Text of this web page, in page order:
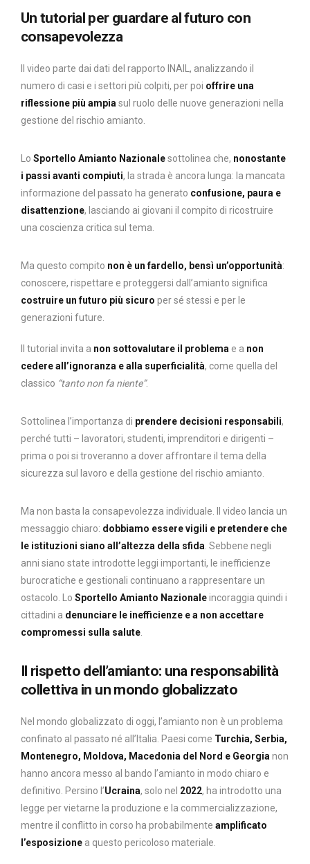
Un tutorial per guardare al futuro con
consapevolezza
Il video parte dai dati del rapporto INAIL, analizzando il
numero di casi e i settori più colpiti, per poi offrire una
riflessione più ampiasul ruolo delle nuove generazioni nella
gestione del rischio amianto.
Lo Sportello Amianto Nazionalesottolinea che, nonostante
i passi avanti compiuti, la strada è ancora lunga: la mancata
informazione del passato ha generato confusione, paura e
disattenzione, lasciando ai giovani il compito di ricostruire
una coscienza critica sul tema.
Ma questo compito non è un fardello, bensì un’opportunità:
conoscere, rispettare e proteggersi dall’amianto significa
costruire un futuro più sicuro per sé stessi e per le
generazioni future.
Il tutorial invita a non sottovalutare il problema e a non
cedere all’ignoranza e alla superficialità, come quella del
classico “tanto non fa niente”.
Sottolinea l’importanza di prendere decisioni responsabili,
perché tutti – lavoratori, studenti, imprenditori e dirigenti –
prima o poi si troveranno a dover affrontare il tema della
sicurezza sul lavoro e della gestione del rischio amianto.
Ma non basta la consapevolezza individuale. Il video lancia un
messaggio chiaro: dobbiamo essere vigili e pretendere che
le istituzioni siano all’altezza della sfida. Sebbene negli
anni siano state introdotte leggi importanti, le inefficienze
burocratiche e gestionali continuano a rappresentare un
ostacolo. Lo Sportello Amianto Nazionaleincoraggia quindi i
cittadini a denunciare le inefficienze e a non accettare
compromessi sulla salute.
Il rispetto dell’amianto: una responsabilità
collettiva in un mondo globalizzato
Nel mondo globalizzato di oggi, l’amianto non è un problema
confinato al passato né all’Italia. Paesi come Turchia, Serbia,
Montenegro, Moldova, Macedonia del Nord e Georgianon
hanno ancora messo al bando l’amianto in modo chiaro e
definitivo. Persino l’Ucraina, solo nel 2022, ha introdotto una
legge per vietarne la produzione e la commercializzazione,
mentre il conflitto in corso ha probabilmente amplificato
l’esposizione a questo pericoloso materiale.